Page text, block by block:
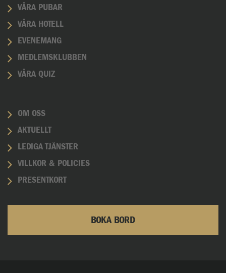
VÅRA PUBAR
VÅRA HOTELL
EVENEMANG
MEDLEMSKLUBBEN
VÅRA QUIZ
OM OSS
AKTUELLT
LEDIGA TJÄNSTER
VILLKOR & POLICIES
PRESENTKORT
BOKA BORD